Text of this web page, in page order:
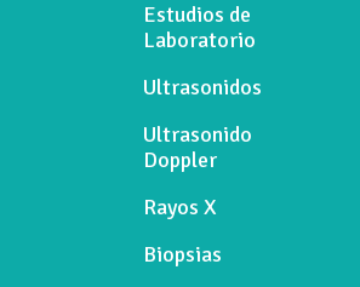
Estudios de
Laboratorio
Ultrasonidos
Ultrasonido
Doppler
Rayos X
Biopsias